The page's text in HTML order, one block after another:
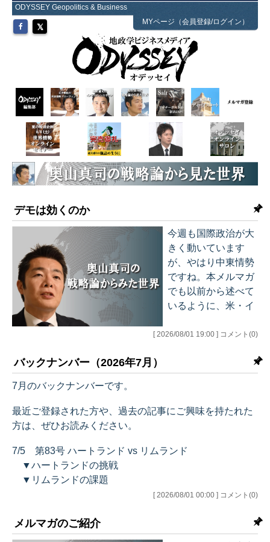
ODYSSEY Geopolitics & Business
MYページ（会員登録/ログイン）
デモは効くのか
今週も国際政治が大
きく動いています
が、やはり中東情勢
ですね。本メルマガ
でも以前から述べて
いるように、米・イ
おり、本日に至って
米軍基地を置く友好
というニュースが入
■ イラン、クウェー
報じる（7/31 CN
[ 2026/08/01 19:00 ] コメント(0)
バックナンバー（2026年7月）
7月のバックナンバーです。
最近ご登録された方や、過去の記事にご興味を持たれた
方は、ぜひお読みください。
7/5 第83号 ハートランド vs リムランド
▼ハートランドの挑戦
▼リムランドの課題
▼近況報告
[ 2026/08/01 00:00 ] コメント(0)
メルマガのご紹介